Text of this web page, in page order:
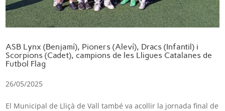
ASB Lynx (Benjamí), Pioners (Aleví), Dracs (Infantil) i
Scorpions (Cadet), campions de les Lligues Catalanes de
Futbol Flag
26/05/2025
El Municipal de Lliçà de Vall també va acollir la jornada final de